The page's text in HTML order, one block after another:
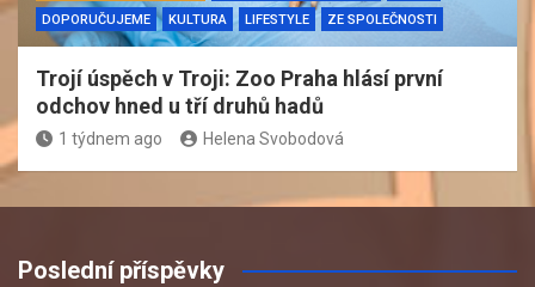
DOPORUČUJEME
KULTURA LIFESTYLE ZE SPOLEČNOSTI
Trojí úspěch v Troji: Zoo Praha hlásí první
odchov hned u tří druhů hadů
1 týdnem ago Helena Svobodová
Poslední příspěvky